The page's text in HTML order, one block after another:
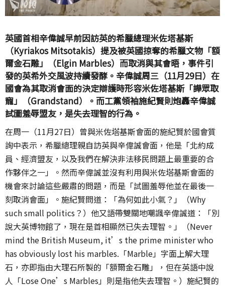
英國首相辛偉誠早前因訪英的希臘總理米佐塔基斯
（Kyriakos Mitsotakis）提及被英國掠奪的希臘文物「額
爾金石雕」（Elgin Marbles）而取消與其會晤，事件引
發的英希外交風波持續發酵。辛偉誠周三（11月29日）在
國會為其取消會面的決定辯護時形容米佐塔基斯「譁眾取
寵」（Grandstand）。而工黨領袖施紀賢則炮轟辛偉誠
試圖羞辱盟友，是失去理智的行為。
在周一（11月27日）曾與米佐塔基斯會面的施紀賢於國會質
詢中表示，希臘總理親自訪英與辛偉誠會面，他是「北約成
員、經濟盟友，以及我們在解決非法移民問題上最重要的合
作夥伴之一」。然而辛偉誠並沒有利用與米佐塔基斯會面的
機會來討論這些嚴肅的問題，而是「試圖羞辱他並在最後一
刻取消會面」。施紀賢問道：「為何如此小氣？」（Why
such small politics？）他又語帶雙關地嘲諷辛偉誠道：「別
說大英博物館了，現在是首相顯然已失去理智。」（Never
mind the British Museum, it’s the prime minister who
has obviously lost his marbles.「Marble」字面上解大理
石，亦即指由大理石所製的「額爾金石雕」，但在英語中說
人「Lose One’s Marbles」則是指他失去理智。）施紀賢的